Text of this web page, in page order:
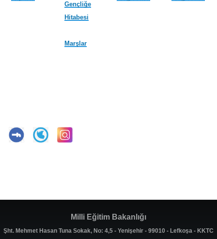
Gençliğe
Hitabesi
Marşlar
Milli Eğitim Bakanlığı
Şht. Mehmet Hasan Tuna Sokak, No: 4,5 - Yenişehir - 99010 - Lefkoşa - KKTC